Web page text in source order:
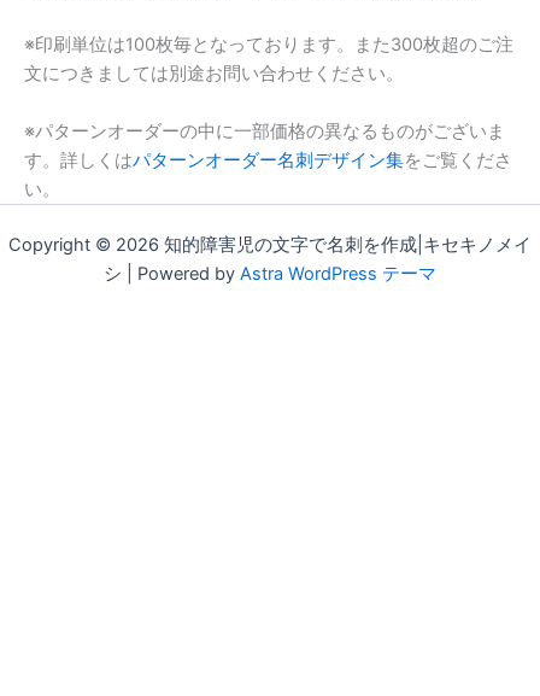
※印刷単位は100枚毎となっております。また300枚超のご注
文につきましては別途お問い合わせください。
※パターンオーダーの中に一部価格の異なるものがございま
す。詳しくはパターンオーダー名刺デザイン集をご覧くださ
い。
Copyright © 2026 知的障害児の文字で名刺を作成|キセキノメイ
シ | Powered by Astra WordPress テーマ